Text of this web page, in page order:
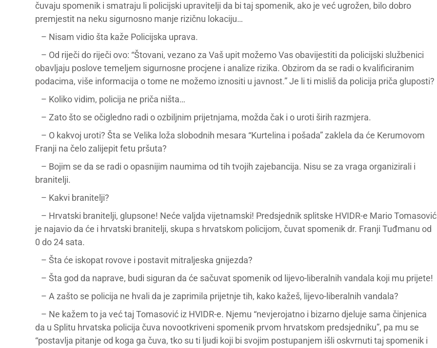
čuvaju spomenik i smatraju li policijski upravitelji da bi taj spomenik, ako je već ugrožen, bilo dobro
premjestit na neku sigurnosno manje rizičnu lokaciju…
– Nisam vidio šta kaže Policijska uprava.
– Od riječi do riječi ovo: “Štovani, vezano za Vaš upit možemo Vas obavijestiti da policijski službenici
obavljaju poslove temeljem sigurnosne procjene i analize rizika. Obzirom da se radi o kvalificiranim
podacima, više informacija o tome ne možemo iznositi u javnost.” Je li ti misliš da policija priča gluposti?
– Koliko vidim, policija ne priča ništa…
– Zato što se očigledno radi o ozbiljnim prijetnjama, možda čak i o uroti širih razmjera.
– O kakvoj uroti? Šta se Velika loža slobodnih mesara “Kurtelina i pošada” zaklela da će Kerumovom
Franji na čelo zalijepit fetu pršuta?
– Bojim se da se radi o opasnijim naumima od tih tvojih zajebancija. Nisu se za vraga organizirali i
branitelji.
– Kakvi branitelji?
– Hrvatski branitelji, glupsone! Neće valjda vijetnamski! Predsjednik splitske HVIDR-e Mario Tomasović
je najavio da će i hrvatski branitelji, skupa s hrvatskom policijom, čuvat spomenik dr. Franji Tuđmanu od
0 do 24 sata.
– Šta će iskopat rovove i postavit mitraljeska gnijezda?
– Šta god da naprave, budi siguran da će sačuvat spomenik od lijevo-liberalnih vandala koji mu prijete!
– A zašto se policija ne hvali da je zaprimila prijetnje tih, kako kažeš, lijevo-liberalnih vandala?
– Ne kažem to ja već taj Tomasović iz HVIDR-e. Njemu “nevjerojatno i bizarno djeluje sama činjenica
da u Splitu hrvatska policija čuva novootkriveni spomenik prvom hrvatskom predsjedniku”, pa mu se
“postavlja pitanje od koga ga čuva, tko su ti ljudi koji bi svojim postupanjem išli oskvrnuti taj spomenik i